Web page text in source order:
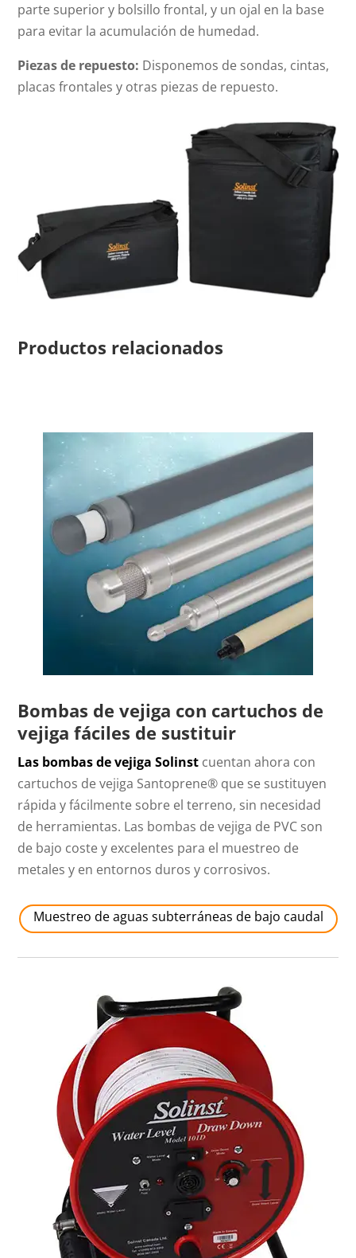
parte superior y bolsillo frontal, y un ojal en la base
para evitar la acumulación de humedad.
Piezas de repuesto: Disponemos de sondas, cintas,
placas frontales y otras piezas de repuesto.
Productos relacionados
Bombas de vejiga con cartuchos de
vejiga fáciles de sustituir
Las bombas de vejiga Solinst cuentan ahora con
cartuchos de vejiga Santoprene® que se sustituyen
rápida y fácilmente sobre el terreno, sin necesidad
de herramientas. Las bombas de vejiga de PVC son
de bajo coste y excelentes para el muestreo de
metales y en entornos duros y corrosivos.
Muestreo de aguas subterráneas de bajo caudal